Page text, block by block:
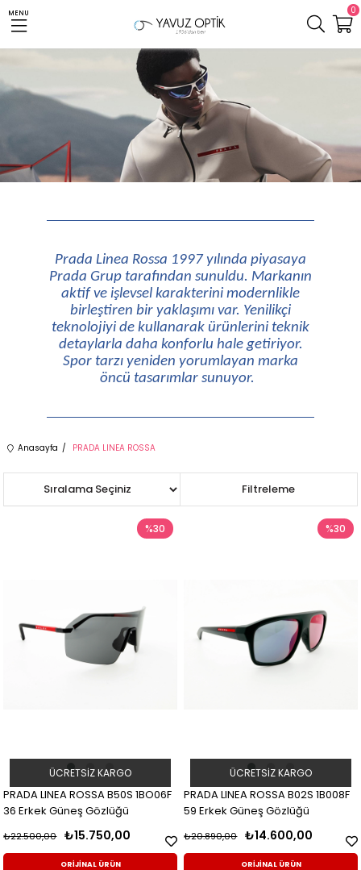
MENU 0
Prada Linea Rossa 1997 yılında piyasaya
Prada Grup tarafından sunuldu. Markanın
aktif ve işlevsel karakterini modernlikle
birleştiren bir yaklaşımı var. Yenilikçi
teknolojiyi de kullanarak ürünlerini teknik
detaylarla daha konforlu hale getiriyor.
Spor tarzı yeniden yorumlayan marka
öncü tasarımlar sunuyor.
Anasayfa PRADA LINEA ROSSA
Filtreleme
Sıralama
PRADA LINEA ROSSA B50S 1BO06F
36 Erkek Güneş Gözlüğü
₺15.750,00
₺22.500,00
%30
ÜCRETSIZ KARGO
ORİJİNAL ÜRÜN
PRADA LINEA ROSSA B02S 1B008F
59 Erkek Güneş Gözlüğü
₺14.600,00
₺20.890,00
%30
ÜCRETSIZ KARGO
ORİJİNAL ÜRÜN